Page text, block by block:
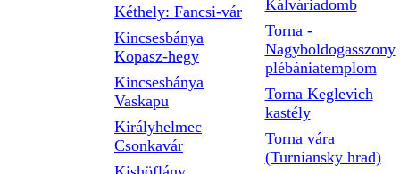
Kéthely: Fancsi-vár
Kincsesbánya
Kopasz-hegy
Kincsesbánya
Vaskapu
Királyhelmec
Csonkavár
Kálváriadomb
Torna -
Nagyboldogasszony
plébániatemplom
Torna Keglevich
kastély
Torna vára
(Turniansky hrad)